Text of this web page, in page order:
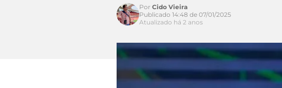
Por Cido Vieira
Publicado 14:48 de 07/01/2025
Atualizado há 2 anos